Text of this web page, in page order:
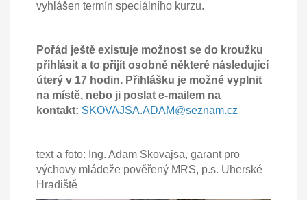
vyhlášen termín speciálního kurzu.
Pořád ještě existuje možnost se do kroužku
přihlásit a to přijít osobně některé následující
úterý v 17 hodin. Přihlášku je možné vyplnit
na místě, nebo ji poslat e-mailem na
kontakt: SKOVAJSA.ADAM@seznam.cz
text a foto: Ing. Adam Skovajsa, garant pro
výchovy mládeže pověřený MRS, p.s. Uherské
Hradiště